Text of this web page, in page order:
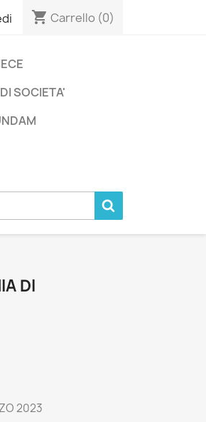
shopping_cart Carrello (0)
SOCIETA'
DI
2023